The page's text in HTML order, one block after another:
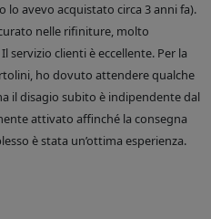
lo avevo acquistato circa 3 anni fa).
nelle rifiniture, molto
servizio clienti è eccellente. Per la
ho dovuto attendere qualche
il disagio subito è indipendente dal
attivato affinché la consegna
è stata un’ottima esperienza.